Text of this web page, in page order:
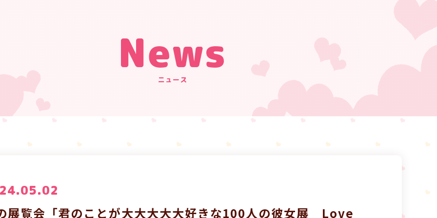
News
ニュース
展覧会「君のことが大大大大大好きな100人の彼女展 Love